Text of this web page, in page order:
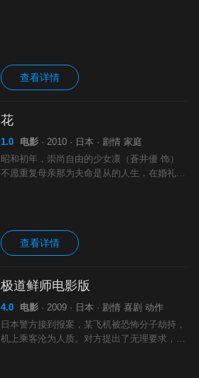
查看详情
花
1.0 电影 · 2010 · 日本 · 剧情 家庭
昭和初年，崇尚自由的少女凛（蒼井優 饰）
不愿重复母亲那为夫命是从的人生，在婚礼当
查看详情
极道鲜师电影版
4.0 电影 · 2009 · 日本 · 剧情 喜剧 动作
日本警方接到报案，某飞机被恐怖分子劫持，
机上乘客沦为人质。对方提出了无理要求，如